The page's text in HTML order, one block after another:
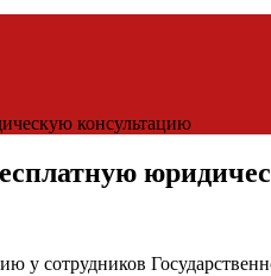
консультацию
у сотрудников